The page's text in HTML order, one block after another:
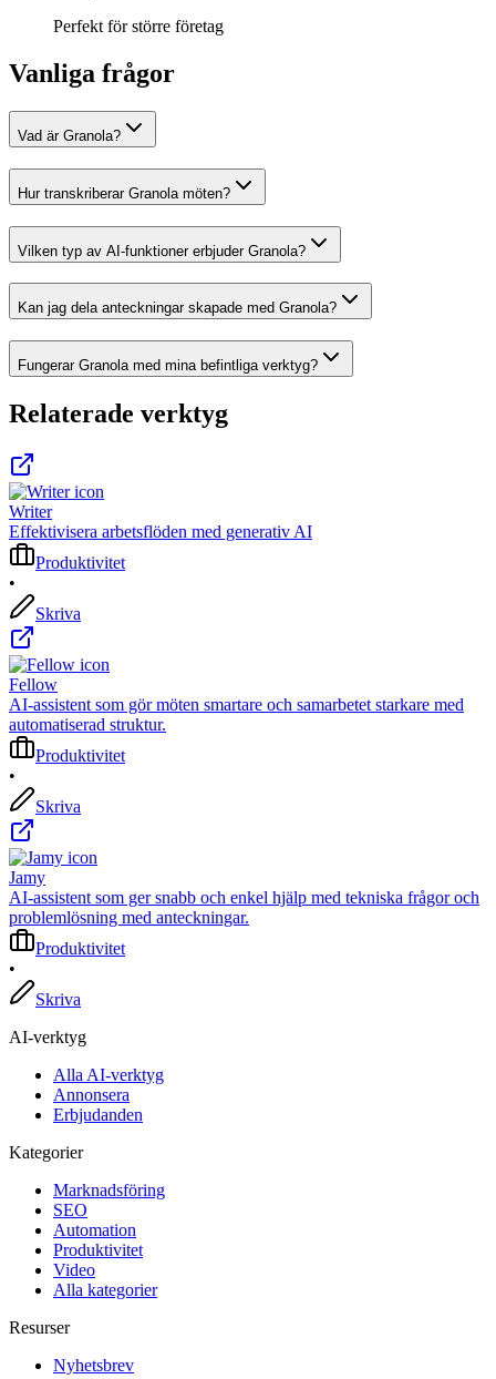
Perfekt för större företag
Vanliga frågor
Vad är Granola?
Hur transkriberar Granola möten?
Vilken typ av AI-funktioner erbjuder Granola?
Kan jag dela anteckningar skapade med Granola?
Fungerar Granola med mina befintliga verktyg?
Relaterade verktyg
Writer
Effektivisera arbetsflöden med generativ AI
Produktivitet
•
Skriva
Fellow
AI-assistent som gör möten smartare och samarbetet starkare med
automatiserad struktur.
Produktivitet
•
Skriva
Jamy
AI-assistent som ger snabb och enkel hjälp med tekniska frågor och
problemlösning med anteckningar.
Produktivitet
•
Skriva
AI-verktyg
Alla AI-verktyg
Annonsera
Erbjudanden
Kategorier
Marknadsföring
SEO
Automation
Produktivitet
Video
Alla kategorier
Resurser
Nyhetsbrev